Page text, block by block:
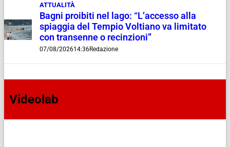
ATTUALITÀ
Bagni proibiti nel lago: “L’accesso alla
spiaggia del Tempio Voltiano va limitato
con transenne o recinzioni”
07/08/202614:36Redazione
Videolab